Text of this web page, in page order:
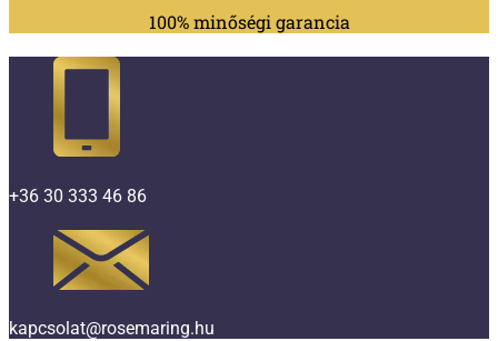
100% minőségi garancia
+36 30 333 46 86
kapcsolat@rosemaring.hu